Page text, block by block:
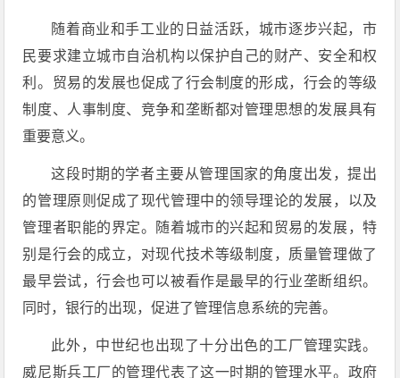
随着商业和手工业的日益活跃，城市逐步兴起，市
民要求建立城市自治机构以保护自己的财产、安全和权
利。贸易的发展也促成了行会制度的形成，行会的等级
制度、人事制度、竞争和垄断都对管理思想的发展具有
重要意义。
这段时期的学者主要从管理国家的角度出发，提出
的管理原则促成了现代管理中的领导理论的发展，以及
管理者职能的界定。随着城市的兴起和贸易的发展，特
别是行会的成立，对现代技术等级制度，质量管理做了
最早尝试，行会也可以被看作是最早的行业垄断组织。
同时，银行的出现，促进了管理信息系统的完善。
此外，中世纪也出现了十分出色的工厂管理实践。
威尼斯兵工厂的管理代表了这一时期的管理水平。政府